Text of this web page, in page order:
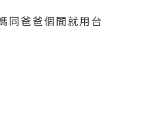
同爸爸個間就用台